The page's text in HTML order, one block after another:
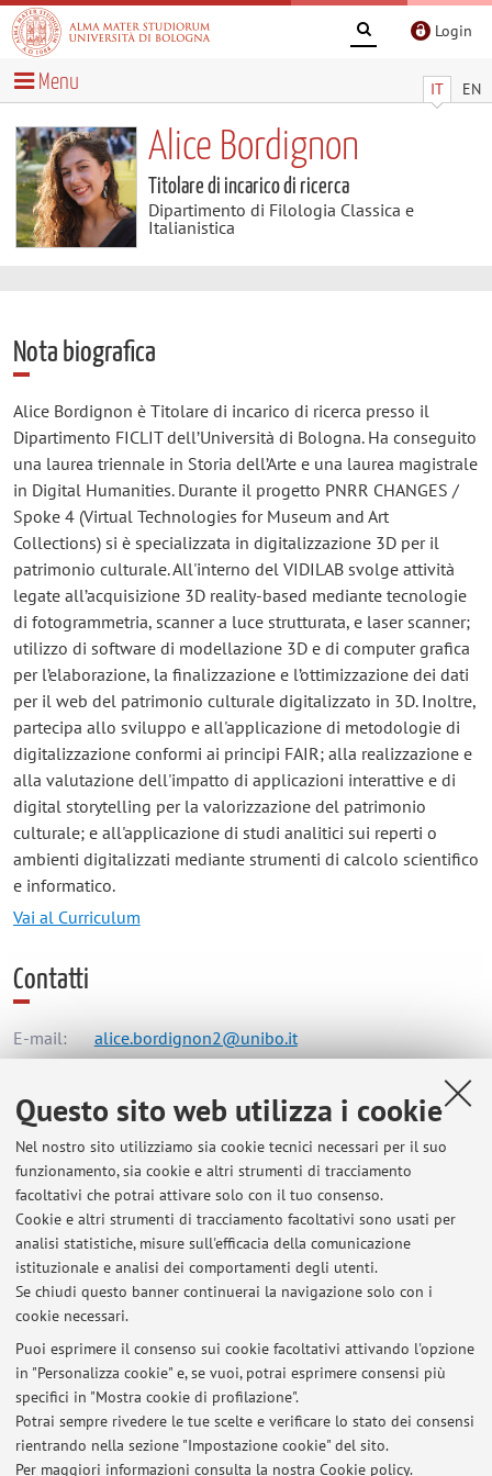
Questo sito web utilizza i cookie
Nel nostro sito utilizziamo sia cookie tecnici necessari per il suo
funzionamento, sia cookie e altri strumenti di tracciamento
facoltativi che potrai attivare solo con il tuo consenso.
Cookie e altri strumenti di tracciamento facoltativi sono usati per
analisi statistiche, misure sull'efficacia della comunicazione
istituzionale e analisi dei comportamenti degli utenti.
Se chiudi questo banner continuerai la navigazione solo con i
cookie necessari.
Puoi esprimere il consenso sui cookie facoltativi attivando l'opzione
in "Personalizza cookie" e, se vuoi, potrai esprimere consensi più
specifici in "Mostra cookie di profilazione".
Potrai sempre rivedere le tue scelte e verificare lo stato dei consensi
rientrando nella sezione "Impostazione cookie" del sito.
Per maggiori informazioni consulta la nostra Cookie policy.
Login
IT EN
Menu
Alice Bordignon
Titolare di incarico di ricerca
Dipartimento di Filologia Classica e
Italianistica
Nota biografica
Alice Bordignon è Titolare di incarico di ricerca presso il
Dipartimento FICLIT dell’Università di Bologna. Ha conseguito
una laurea triennale in Storia dell’Arte e una laurea magistrale
in Digital Humanities. Durante il progetto PNRR CHANGES /
Spoke 4 (Virtual Technologies for Museum and Art
Collections) si è specializzata in digitalizzazione 3D per il
patrimonio culturale. All'interno del VIDILAB svolge attività
legate all’acquisizione 3D reality-based mediante tecnologie
di fotogrammetria, scanner a luce strutturata, e laser scanner;
utilizzo di software di modellazione 3D e di computer grafica
per l’elaborazione, la finalizzazione e l’ottimizzazione dei dati
per il web del patrimonio culturale digitalizzato in 3D. Inoltre,
partecipa allo sviluppo e all'applicazione di metodologie di
digitalizzazione conformi ai principi FAIR; alla realizzazione e
alla valutazione dell'impatto di applicazioni interattive e di
digital storytelling per la valorizzazione del patrimonio
culturale; e all'applicazione di studi analitici sui reperti o
ambienti digitalizzati mediante strumenti di calcolo scientifico
e informatico.
Vai al Curriculum
Contatti
E-mail: alice.bordignon2@unibo.it
Dipartimento di Filologia Classica e Italianistica
Via Zamboni 32, Bologna -Vai alla mappa
Risorse in rete
ORCID
Ultimi avvisi
Al momento non sono presenti avvisi.